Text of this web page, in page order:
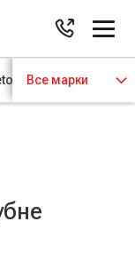
(8) Kaiyi (4)
Все марки